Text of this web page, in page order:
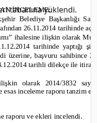
tabanına yüklendi.
İNCELEME:
Belediye Başkanlığı
26.11.2014 tarihinde
ihalesineilişkin olarak
tarihinde yaptığı
üzerine, başvuru sahibince
tarihli dilekçe ile
olarak 2014/3832
esas inceleme raporu tanzim
raporu ve ekleri incelendi.